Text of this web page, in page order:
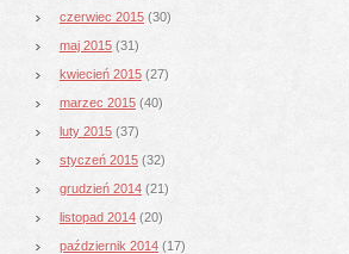
czerwiec 2015 (30)
maj 2015 (31)
kwiecień 2015 (27)
marzec 2015 (40)
luty 2015 (37)
styczeń 2015 (32)
grudzień 2014 (21)
listopad 2014 (20)
październik 2014 (17)